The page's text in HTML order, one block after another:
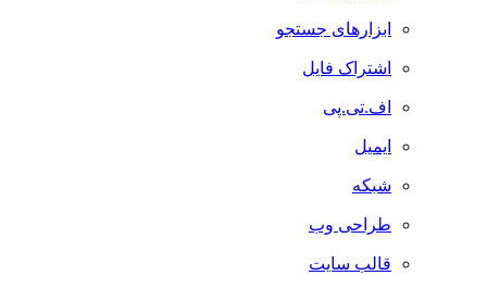
ابزارهای جستجو
اشتراک فایل
اف.تی.پی
ایمیل
شبکه
طراحی وب
قالب سایت